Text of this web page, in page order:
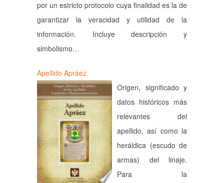
por un estricto protocolo cuya finalidad es la de
garantizar la veracidad y utilidad de la
información. Incluye descripción y
simbolismo…
Apellido Apráez
Origen, significado y
datos históricos más
relevantes del
apellido, así como la
heráldica (escudo de
armas) del linaje.
Para la